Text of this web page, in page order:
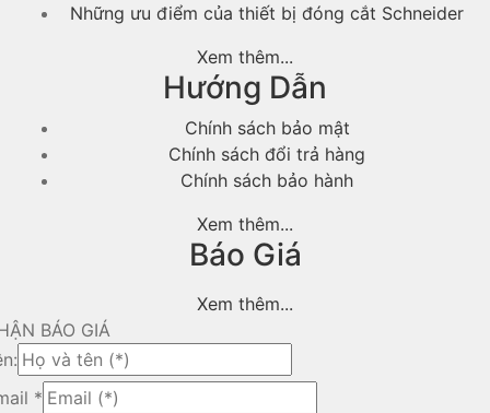
Những ưu điểm của thiết bị đóng cắt Schneider
Xem thêm...
Hướng Dẫn
Chính sách bảo mật
Chính sách đổi trả hàng
Chính sách bảo hành
Xem thêm...
Báo Giá
Xem thêm...
BÁO GIÁ
*